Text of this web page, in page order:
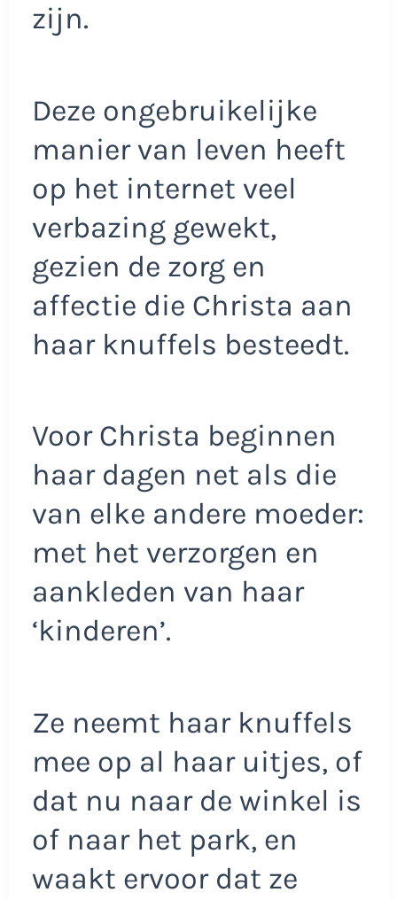
zijn.
Deze ongebruikelijke
manier van leven heeft
op het internet veel
verbazing gewekt,
gezien de zorg en
affectie die Christa aan
haar knuffels besteedt.
Voor Christa beginnen
haar dagen net als die
van elke andere moeder:
met het verzorgen en
aankleden van haar
‘kinderen’.
Ze neemt haar knuffels
mee op al haar uitjes, of
dat nu naar de winkel is
of naar het park, en
waakt ervoor dat ze